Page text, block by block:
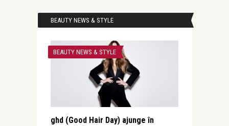
BEAUTY NEWS & STYLE
BEAUTY NEWS & STYLE
ghd (Good Hair Day) ajunge în